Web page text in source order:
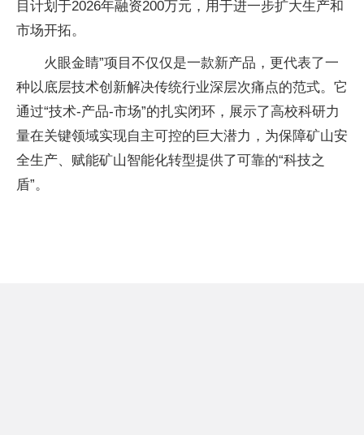
目计划于2026年融资200万元，用于进一步扩大生产和
市场开拓。
火眼金睛”项目不仅仅是一款新产品，更代表了一
种以底层技术创新解决传统行业深层次痛点的范式。它
通过“技术-产品-市场”的扎实闭环，展示了高校科研力
量在关键领域实现自主可控的巨大潜力，为保障矿山安
全生产、赋能矿山智能化转型提供了可靠的“科技之
盾”。